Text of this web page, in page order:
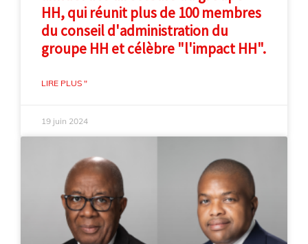
HH, qui réunit plus de 100 membres
du conseil d'administration du
groupe HH et célèbre "l'impact HH".
LIRE PLUS "
19 juin 2024